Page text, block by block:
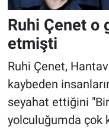
Ruhi Çenet o
etmişti
Ruhi Çenet,
kaybeden
seyahat ettiğini
yolculuğumda çok